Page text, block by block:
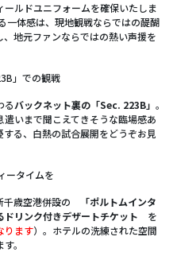
ルドユニフォームを確保いたしま
一体感は、現地観戦ならではの醍醐
地元ファンならではの熱い声援を
」での観戦
るバックネット裏の「Sec. 223B」 。
いまで聞こえてきそうな臨場感あ
る、白熱の試合展開をどうぞお見
ータイムを
千歳空港併設の
「ポルトムインタ
ドリンク付きデザートチケット を
ります）。ホテルの洗練された空間
。